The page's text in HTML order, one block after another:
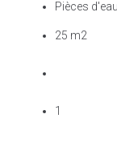
Pièces d'eau
25 m2
1